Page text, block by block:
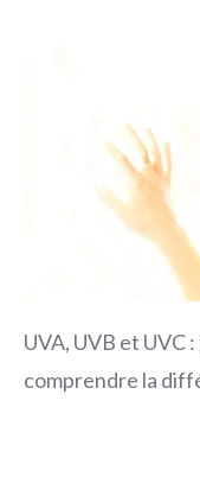
UVA, UVB et UVC
comprendre la